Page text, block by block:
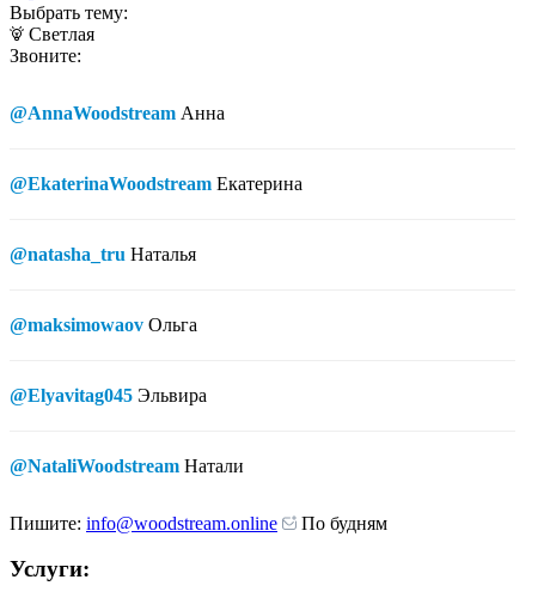
Выбрать тему:
Светлая
Звоните:
@AnnaWoodstream Анна
@EkaterinaWoodstream Екатерина
@natasha_tru Наталья
@maksimowaov Ольга
@Elyavitag045 Эльвира
@NataliWoodstream Натали
Пишите: info@woodstream.online По будням
Услуги: